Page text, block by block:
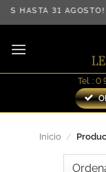
Saltar
al
contenido
HASTA 31
Tel. : 0
Inicio /